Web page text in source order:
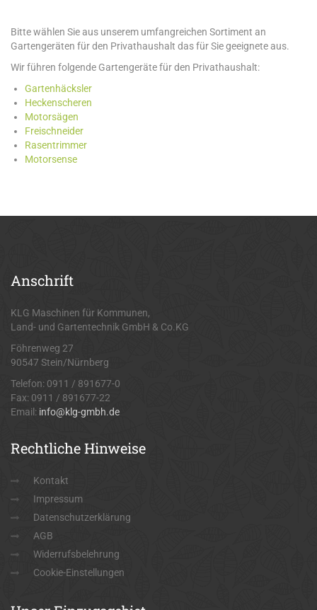
Bitte wählen Sie aus unserem umfangreichen Sortiment an
Gartengeräten für den Privathaushalt das für Sie geeignete aus.
Wir führen folgende Gartengeräte für den Privathaushalt:
Gartenhäcksler
Heckenscheren
Motorsägen
Freischneider
Rasentrimmer
Motorsense
Anschrift
KLG Maschinen für Kommunen,
Land- und Gartentechnik GmbH & Co.KG
Föhrenweg 27
90547 Stein/Nürnberg
Telefon: 0911 / 891677-0
Fax: 0911 / 891677-22
Email: info@klg-gmbh.de
RechtlicheHinweise
Kontakt
Impressum
Datenschutzerklärung
AGB
Widerrufsbelehrung
Cookie-Einstellungen